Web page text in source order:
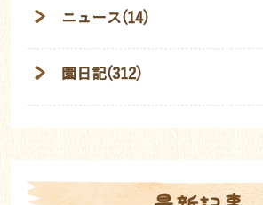
ニュース(14)
園日記(312)